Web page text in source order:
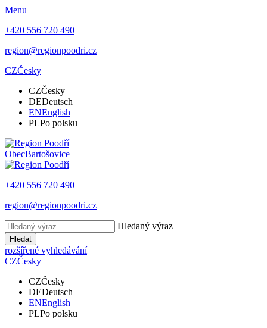
Menu
+420 556 720 490
region@regionpoodri.cz
CZČesky
CZČesky
DEDeutsch
ENEnglish
PLPo polsku
ObecBartošovice
+420 556 720 490
region@regionpoodri.cz
Hledaný výraz
Hledat
rozšířené vyhledávání
CZČesky
CZČesky
DEDeutsch
ENEnglish
PLPo polsku